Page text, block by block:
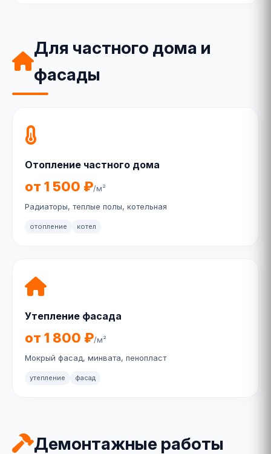
Для частного дома и
фасады
Отопление частного дома
от 1 500 ₽/м²
Радиаторы, теплые полы, котельная
отопление котел
Утепление фасада
от 1 800 ₽/м²
Мокрый фасад, минвата, пенопласт
утепление фасад
Демонтажные работы